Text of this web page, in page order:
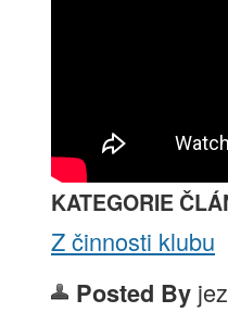
KATEGORIE
Z činnosti klubu
Posted By